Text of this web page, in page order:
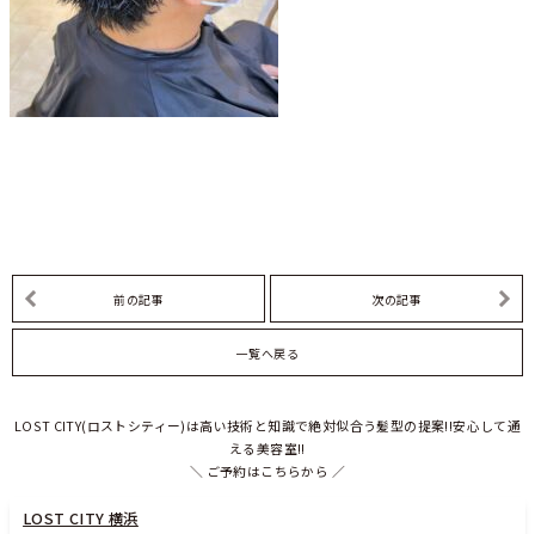
前の記事 次の記事
一覧へ戻る
LOST CITY(ロストシティー)は高い技術と知識で絶対似合う髪型の提案!!安心して通
える美容室!!
＼ ご予約はこちらから ／
LOST CITY 横浜